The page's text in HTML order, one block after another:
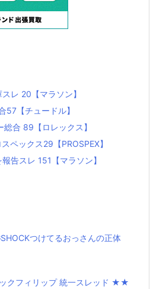
レ 20【マラソン】
57【チュードル】
総合 89【ロレックス】
ペックス29【PROSPEX】
告スレ 151【マラソン】
つけてるおっさんの正体
フィリップ 統一スレッド ★★